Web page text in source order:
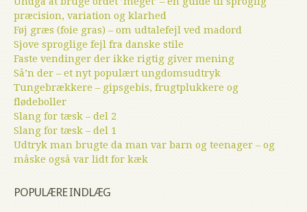
præcision, variation og klarhed
Føj græs (foie gras) – om udtalefejl ved madord
Sjove sproglige fejl fra danske stile
Faste vendinger der ikke rigtig giver mening
Så’n der – et nyt populært ungdomsudtryk
Tungebrækkere – gipsgebis, frugtplukkere og
flødeboller
Slang for tæsk – del 2
Slang for tæsk – del 1
Udtryk man brugte da man var barn og teenager – og
måske også var lidt for kæk
POPULÆRE INDLÆG